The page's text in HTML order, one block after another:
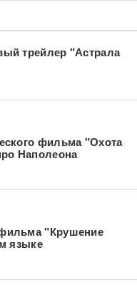
трейлер "Астрала
фильма "Охота
Наполеона
"Крушение
языке